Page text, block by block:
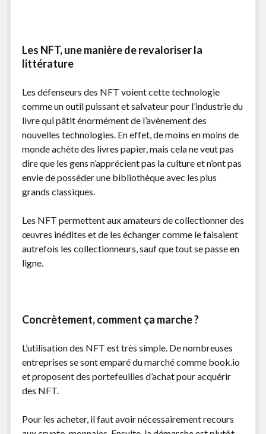
Les NFT, une manière de revaloriser la
littérature
Les défenseurs des NFT voient cette technologie
comme un outil puissant et salvateur pour l’industrie du
livre qui pâtit énormément de l’avènement des
nouvelles technologies. En effet, de moins en moins de
monde achète des livres papier, mais cela ne veut pas
dire que les gens n’apprécient pas la culture et n’ont pas
envie de posséder une bibliothèque avec les plus
grands classiques.
Les NFT permettent aux amateurs de collectionner des
œuvres inédites et de les échanger comme le faisaient
autrefois les collectionneurs, sauf que tout se passe en
ligne.
Concrètement, comment ça marche ?
L’utilisation des NFT est très simple. De nombreuses
entreprises se sont emparé du marché comme book.io
et proposent des portefeuilles d’achat pour acquérir
des NFT.
Pour les acheter, il faut avoir nécessairement recours